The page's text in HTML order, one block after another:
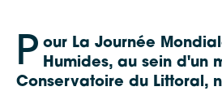
P our La Journée
Humides, au sein d'un
Conservatoire du Littoral,